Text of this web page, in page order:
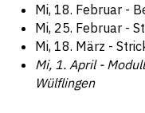
Mi, 18. Februar -
Mi, 25. Februar -
Mi, 18. März -
Mi, 1. April -
Wülflingen